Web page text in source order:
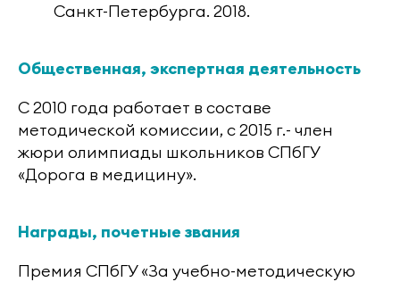
Санкт-Петербурга. 2018.
Общественная, экспертная деятельность
С 2010 года работает в составе
методической комиссии, с 2015 г.- член
жюри олимпиады школьников СПбГУ
«Дорога в медицину».
Награды, почетные звания
Премия СПбГУ «За учебно-методическую